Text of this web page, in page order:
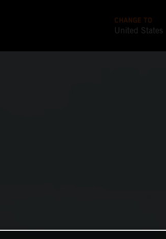
CHANGE TO
United States